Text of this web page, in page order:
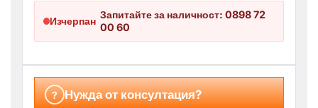
Изчерпан
Запитайте за наличност: 0898 72
00 60
? Нужда от консултация?